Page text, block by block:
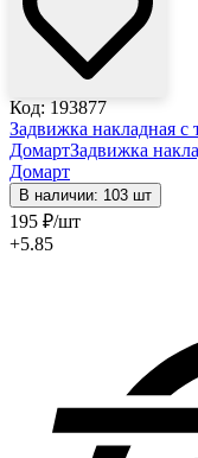
Код: 193877
Задвижка накладная с
ДомартЗадвижка
Домарт
В наличии: 103 шт
195 ₽/шт
+5.85